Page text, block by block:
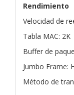
Rendimiento
Velocidad de
Tabla MAC: 2K
Buffer de
Jumbo Frame:
Método de